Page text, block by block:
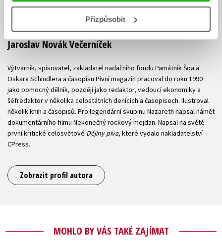
Přizpůsobit
Jaroslav Novák Večerníček
Výtvarník, spisovatel, zakladatel nadačního fondu Památník Šoa a
Oskara Schindlera a časopisu Pivní magazín pracoval do roku 1990
jako pomocný dělník, později jako redaktor, vedoucí ekonomiky a
šéfredaktor v několika celostátních denících a časopisech. Ilustroval
několik knih a časopisů. Pro legendární skupinu Nazareth napsal námět
dokumentárního filmu Nekonečný rockový mejdan. Napsal na světě
první kritické celosvětové Dějiny piva, které vydalo nakladatelství
CPress.
Zobrazit profil autora
MOHLO BY VÁS TAKÉ ZAJÍMAT